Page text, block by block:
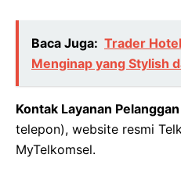
Baca Juga: Trader
Menginap yang Stylish
Kontak Layanan
telepon), website resmi
MyTelkomsel.